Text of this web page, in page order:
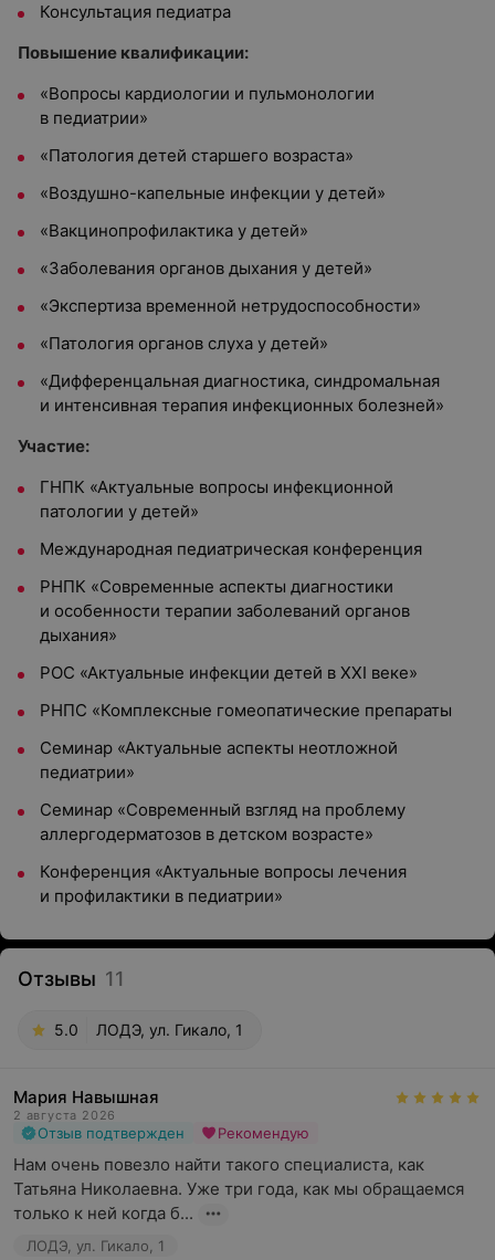
Консультация педиатра
Повышение квалификации:
«Вопросы кардиологии и пульмонологии
в педиатрии»
«Патология детей старшего возраста»
«Воздушно-капельные инфекции у детей»
«Вакцинопрофилактика у детей»
«Заболевания органов дыхания у детей»
«Экспертиза временной нетрудоспособности»
«Патология органов слуха у детей»
«Дифференцальная диагностика, синдромальная
и интенсивная терапия инфекционных болезней»
Участие:
ГНПК «Актуальные вопросы инфекционной
патологии у детей»
Международная педиатрическая конференция
РНПК «Современные аспекты диагностики
и особенности терапии заболеваний органов
дыхания»
РОС «Актуальные инфекции детей в XXI веке»
РНПС «Комплексные гомеопатические препараты
Семинар «Актуальные аспекты неотложной
педиатрии»
Семинар «Современный взгляд на проблему
аллергодерматозов в детском возрасте»
Конференция «Актуальные вопросы лечения
и профилактики в педиатрии»
Отзывы 11
5.0 ЛОДЭ, ул. Гикало, 1
Мария Навышная
2 августа 2026
Отзыв подтвержден Рекомендую
Нам очень повезло найти такого специалиста, как
Татьяна Николаевна. Уже три года, как мы обращаемся
только к ней когда б...
ЛОДЭ, ул. Гикало, 1